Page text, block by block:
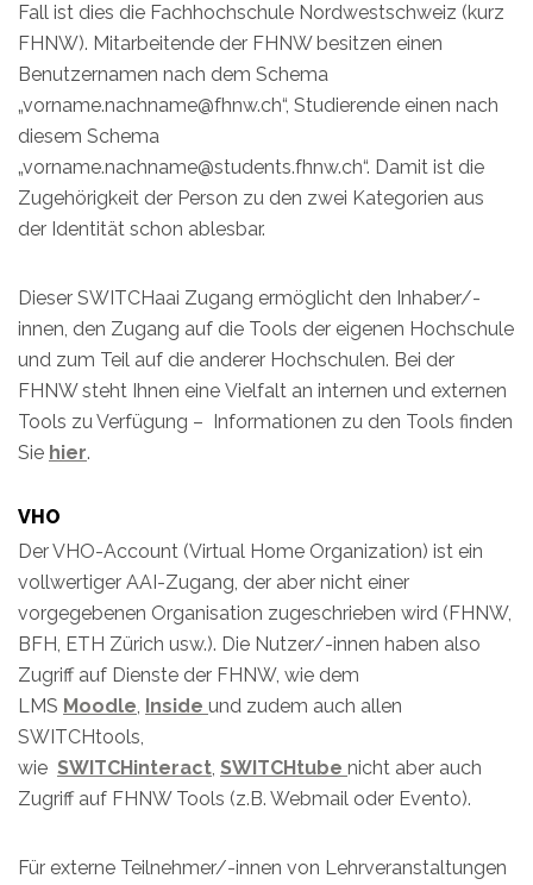
Fall ist dies die Fachhochschule Nordwestschweiz (kurz
FHNW). Mitarbeitende der FHNW besitzen einen
Benutzernamen nach dem Schema
„vorname.nachname@fhnw.ch“, Studierende einen nach
diesem Schema
„vorname.nachname@students.fhnw.ch“. Damit ist die
Zugehörigkeit der Person zu den zwei Kategorien aus
der Identität schon ablesbar.
Dieser SWITCHaai Zugang ermöglicht den Inhaber/-
innen, den Zugang auf die Tools der eigenen Hochschule
und zum Teil auf die anderer Hochschulen. Bei der
FHNW steht Ihnen eine Vielfalt an internen und externen
Tools zu Verfügung – Informationen zu den Tools finden
Sie hier.
VHO
Der VHO-Account (Virtual Home Organization) ist ein
vollwertiger AAI-Zugang, der aber nicht einer
vorgegebenen Organisation zugeschrieben wird (FHNW,
BFH, ETH Zürich usw.). Die Nutzer/-innen haben also
Zugriff auf Dienste der FHNW, wie dem
LMS Moodle Inside und zudem auch allen
SWITCHtools,
wie SWITCHinteract SWITCHtube nicht aber auch
Zugriff auf FHNW Tools (z.B. Webmail oder Evento).
Für externe Teilnehmer/-innen von Lehrveranstaltungen